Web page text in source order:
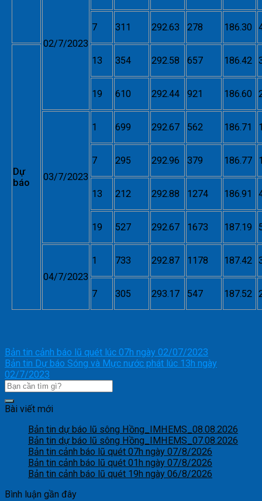
02/7/2023
7 311 292.63 278 186.30
Dự
báo
13 354 292.58 657 186.42
19 610 292.44 921 186.60
03/7/2023
1 699 292.67 562 186.71
7 295 292.96 379 186.77
13 212 292.88 1274 186.91
19 527 292.67 1673 187.19
04/7/2023
1 733 292.87 1178 187.42
7 305 293.17 547 187.52
Bản tin cảnh báo lũ quét lúc 07h ngày 02/07/2023
Bản tin Dự báo Sóng và Mực nước phát lúc 13h ngày
02/7/2023
Bài viết mới
Bản tin dự báo lũ sông Hồng_IMHEMS_08.08.2026
Bản tin dự báo lũ sông Hồng_IMHEMS_07.08.2026
Bản tin cảnh báo lũ quét 07h ngày 07/8/2026
Bản tin cảnh báo lũ quét 01h ngày 07/8/2026
Bản tin cảnh báo lũ quét 19h ngày 06/8/2026
Bình luận gần đây